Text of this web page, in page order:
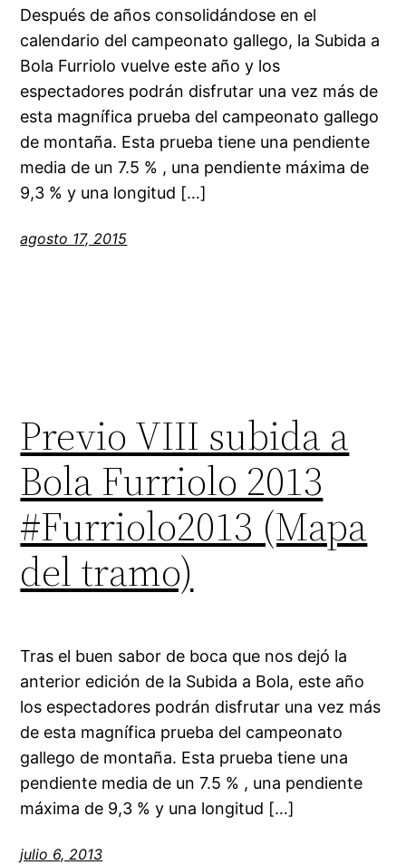
Después de años consolidándose en el
calendario del campeonato gallego, la Subida a
Bola Furriolo vuelve este año y los
espectadores podrán disfrutar una vez más de
esta magnífica prueba del campeonato gallego
de montaña. Esta prueba tiene una pendiente
media de un 7.5 % , una pendiente máxima de
9,3 % y una longitud […]
agosto 17, 2015
Previo VIII subida a
Bola Furriolo 2013
#Furriolo2013 (Mapa
del tramo)
Tras el buen sabor de boca que nos dejó la
anterior edición de la Subida a Bola, este año
los espectadores podrán disfrutar una vez más
de esta magnífica prueba del campeonato
gallego de montaña. Esta prueba tiene una
pendiente media de un 7.5 % , una pendiente
máxima de 9,3 % y una longitud […]
julio 6, 2013